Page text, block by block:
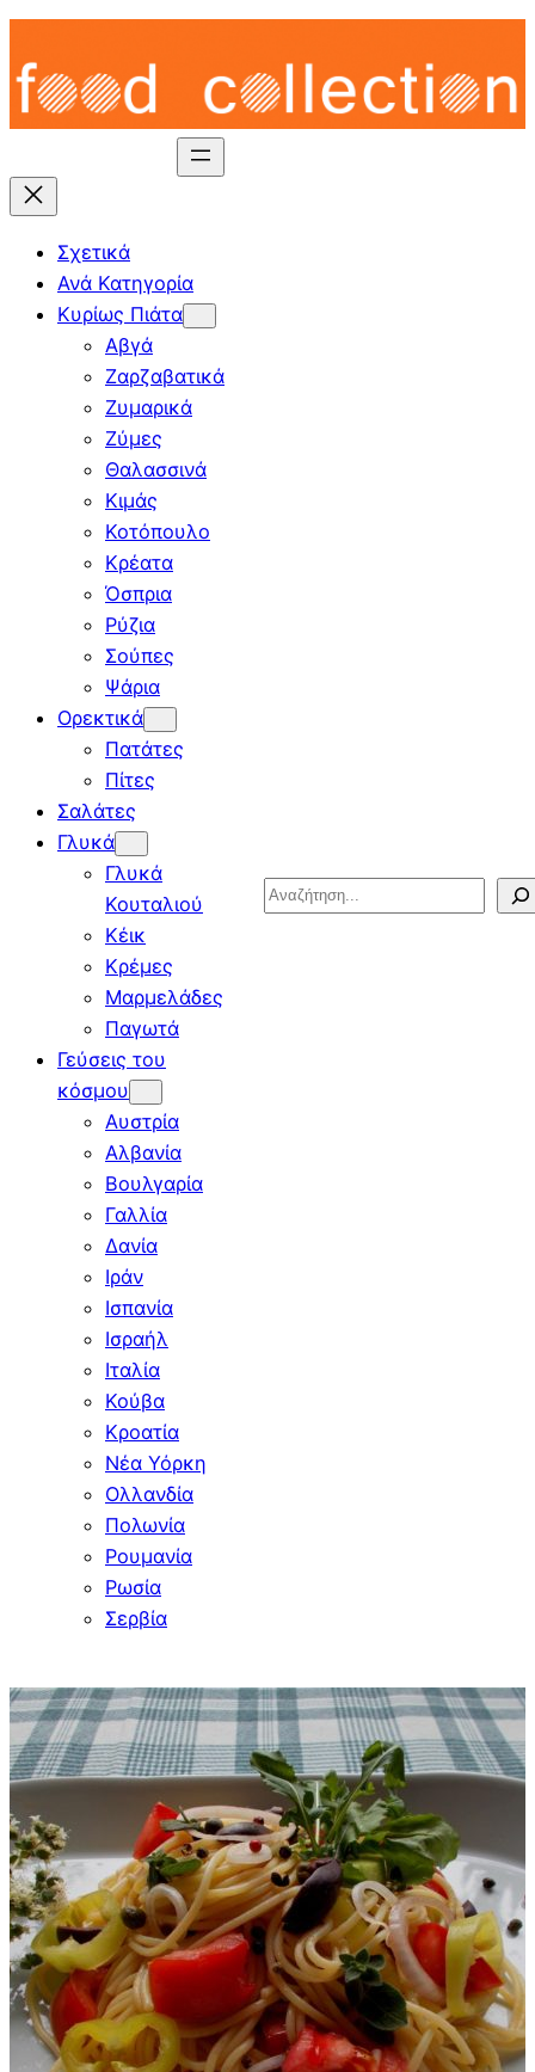
Skip
content
Σχετικά
Ανά Κατηγορία
Κυρίως Πιάτα
Αβγά
Ζαρζαβατικά
Ζυμαρικά
Ζύμες
Θαλασσινά
Κιμάς
Κοτόπουλο
Κρέατα
Όσπρια
Ρύζια
Σούπες
Ψάρια
Ορεκτικά
Πατάτες
Πίτες
Σαλάτες
Γλυκά
Γλυκά
Κουταλιού
Κέικ
Κρέμες
Μαρμελάδες
Παγωτά
Γεύσεις του
κόσμου
Αυστρία
Αλβανία
Βουλγαρία
Γαλλία
Δανία
Ιράν
Ισπανία
Ισραήλ
Ιταλία
Κούβα
Κροατία
Νέα Υόρκη
Ολλανδία
Πολωνία
Ρουμανία
Ρωσία
Σερβία
Search